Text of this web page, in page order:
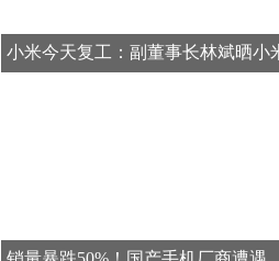
小米今天复工：副董事长林斌晒小